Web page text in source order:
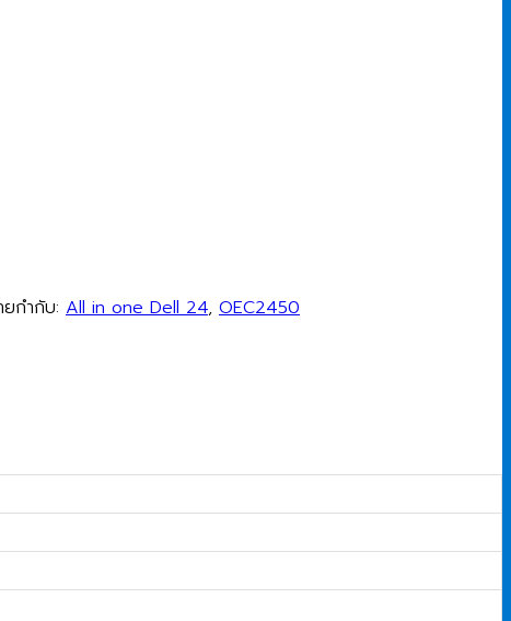
ยกำกับ: All in one Dell 24, OEC2450